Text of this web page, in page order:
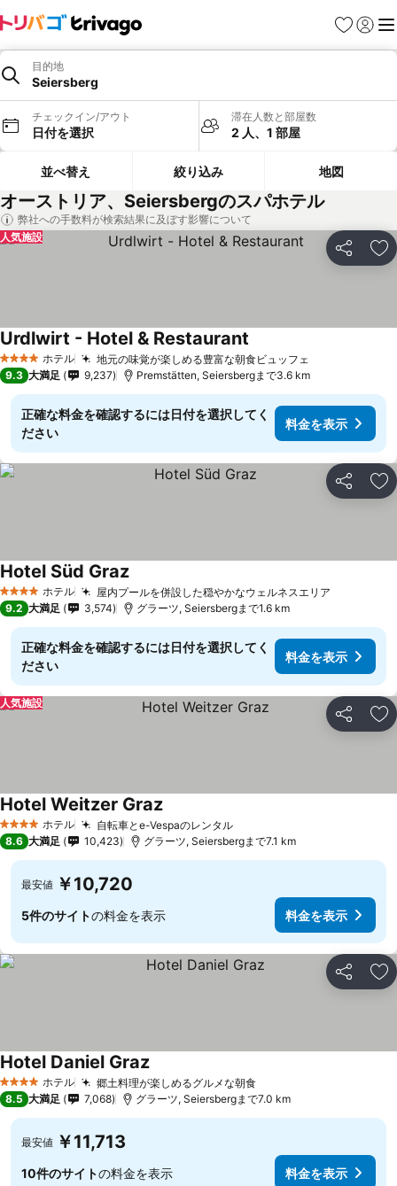
お気に入り
ログイ
メ
目的地
Seiersberg
チェックイン/アウト
日付を選択
滞在人数と部屋数
2 人、1 部屋
並べ替え 絞り込み 地図
オーストリア、Seiersbergのスパホテル
弊社への手数料が検索結果に及ぼす影響について
シェア お
人気施設
4 ホテルのランク
ホテル 地元の味覚が楽しめる豊富な朝食ビュッフェ
Urdlwirt - Hotel & Restaurant
9.3 大満足 9,237 Premstätten, Seiersbergまで3.6 km
正確な料金を確認するには日付を選択してく
ださい
料金を表示
シェア お
4 ホテルのランク
ホテル 屋内プールを併設した穏やかなウェルネスエリア
Hotel Süd Graz
9.2 大満足 3,574 グラーツ, Seiersbergまで1.6 km
正確な料金を確認するには日付を選択してく
ださい
料金を表示
シェア お
人気施設
4 ホテルのランク
ホテル 自転車とe-Vespaのレンタル
Hotel Weitzer Graz
8.6 大満足 10,423 グラーツ, Seiersbergまで7.1 km
最安値 ￥10,720
5件のサイトの料金を表示 料金を表示
シェア お
4 ホテルのランク
ホテル 郷土料理が楽しめるグルメな朝食
Hotel Daniel Graz
8.5 大満足 7,068 グラーツ, Seiersbergまで7.0 km
最安値 ￥11,713
10件のサイトの料金を表示 料金を表示